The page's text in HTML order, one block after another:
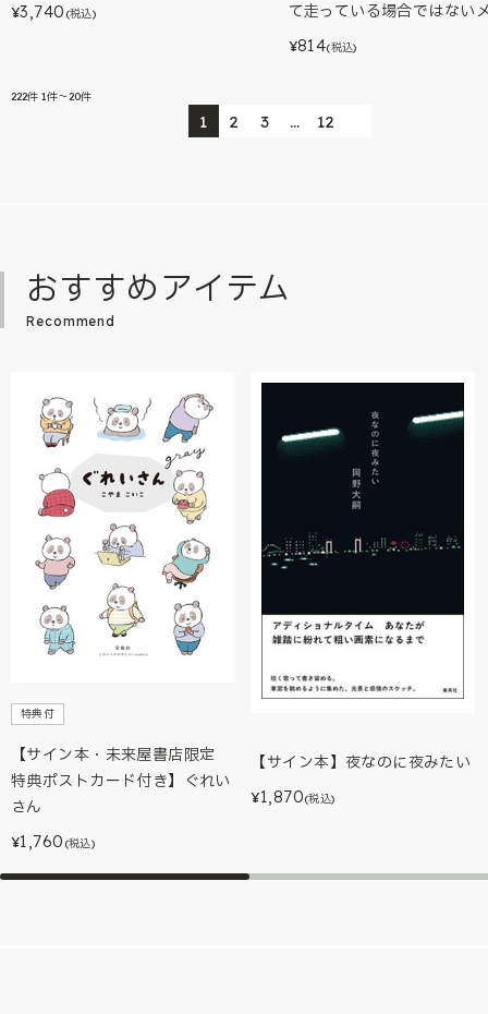
¥3,740 (税込)
て走っている場合ではない
¥814(税込)
222件 1件～20件
1 2 3 … 12
おすすめアイテム
Recommend
特典付
【サイン本・未来屋書店限定
特典ポストカード付き】ぐれい
さん
¥1,760 (税込)
【サイン本】夜なのに夜みたい
¥1,870(税込)